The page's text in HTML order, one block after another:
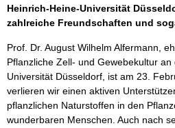
Heinrich-Heine-Universität
zahlreiche Freundschaften und
Prof. Dr. August Wilhelm Alfermann,
Pflanzliche Zell- und Gewebekultur
Universität Düsseldorf, ist am 23.
verlieren wir einen aktiven
pflanzlichen Naturstoffen in den
wunderbaren Menschen. Auch nach